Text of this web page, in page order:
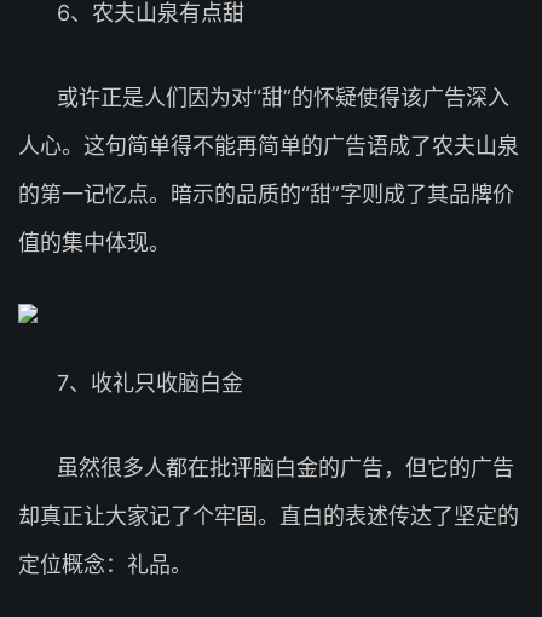
6、农夫山泉有点甜
或许正是人们因为对“甜”的怀疑使得该广告深入
人心。这句简单得不能再简单的广告语成了农夫山泉
的第一记忆点。暗示的品质的“甜”字则成了其品牌价
值的集中体现。
7、收礼只收脑白金
虽然很多人都在批评脑白金的广告，但它的广告
却真正让大家记了个牢固。直白的表述传达了坚定的
定位概念：礼品。